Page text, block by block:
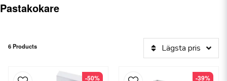
Pastakokare
6 Products Lägsta pris
-50% -39%